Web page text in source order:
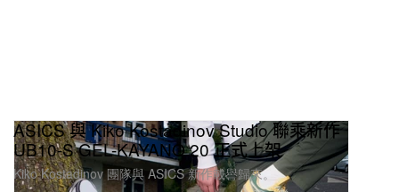
ASICS 與 Kiko Kostadinov Studio 聯乘新作
UB10-S GEL-KAYANO 20 正式上架
Kiko Kostadinov 團隊與 ASICS 新作載譽歸來。